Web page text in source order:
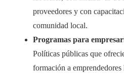
proveedores y con
comunidad local.
Programas para
Políticas públicas que
formación a emprendedores